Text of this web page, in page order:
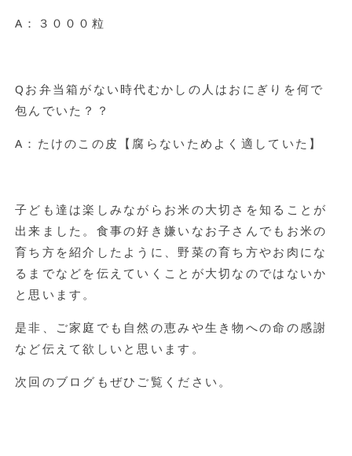
A：３０００粒
Qお弁当箱がない時代むかしの人はおにぎりを何で
包んでいた？？
A：たけのこの皮【腐らないためよく適していた】
子ども達は楽しみながらお米の大切さを知ることが
出来ました。食事の好き嫌いなお子さんでもお米の
育ち方を紹介したように、野菜の育ち方やお肉にな
るまでなどを伝えていくことが大切なのではないか
と思います。
是非、ご家庭でも自然の恵みや生き物への命の感謝
など伝えて欲しいと思います。
次回のブログもぜひご覧ください。